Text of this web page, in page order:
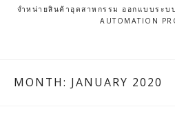
จำหน่ายสินค้าอุตสาหกรรม ออกแบบระบ
AUTOMATION
MONTH: JANUARY 2020